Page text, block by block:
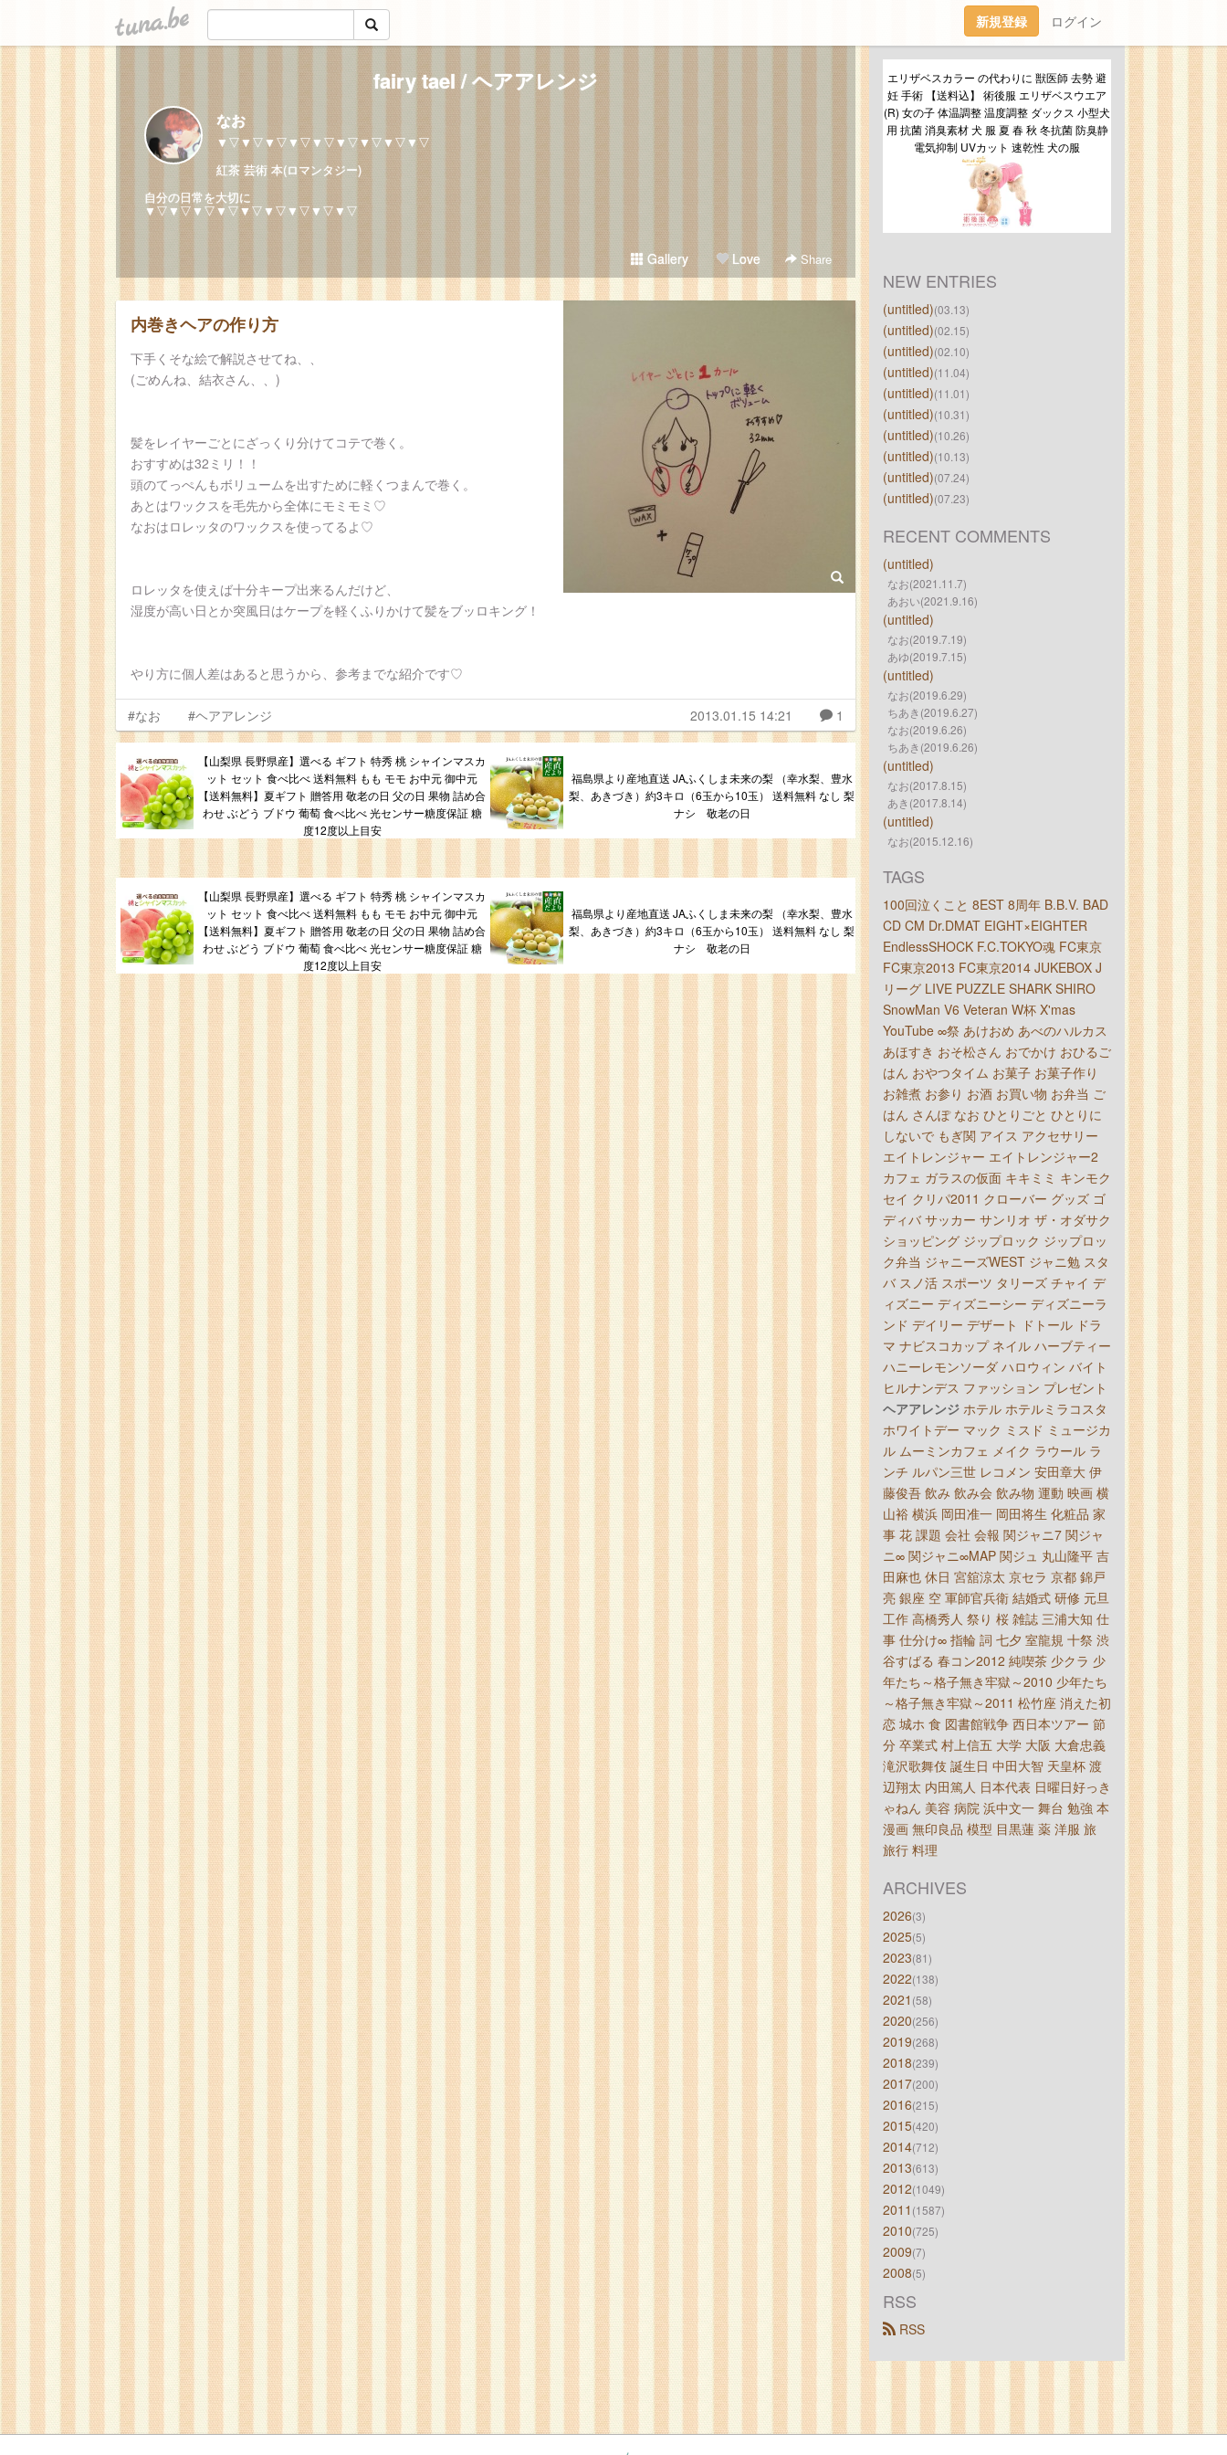
tuna.be 新規登録 ログイン
fairy tael / ヘアアレンジ
なお
▼▽▼▽▼▽▼▽▼▽▼▽▼▽▼▽▼▽
紅茶 芸術 本(ロマンタジー)
自分の日常を大切に
▼▽▼▽▼▽▼▽▼▽▼▽▼▽▼▽▼▽
Gallery Love Share
内巻きヘアの作り方
下手くそな絵で解説させてね、、
(ごめんね、結衣さん、、)
髪をレイヤーごとにざっくり分けてコテで巻く。
おすすめは32ミリ！！
頭のてっぺんもボリュームを出すために軽くつまんで巻く。
あとはワックスを毛先から全体にモミモミ♡
なおはロレッタのワックスを使ってるよ♡
ロレッタを使えば十分キープ出来るんだけど、
湿度が高い日とか突風日はケープを軽くふりかけて髪をブッロキング！
やり方に個人差はあると思うから、参考までな紹介です♡
#なお #ヘアアレンジ 2013.01.15 14:21 1
【山梨県 長野県産】選べる ギフト 特秀 桃 シャインマスカ
ット セット 食べ比べ 送料無料 もも モモ お中元 御中元
【送料無料】夏ギフト 贈答用 敬老の日 父の日 果物 詰め合
わせ ぶどう ブドウ 葡萄 食べ比べ 光センサー糖度保証 糖
度12度以上目安
福島県より産地直送 JAふくしま未来の梨 （幸水梨、豊水
梨、あきづき）約3キロ（6玉から10玉） 送料無料 なし 梨
ナシ 敬老の日
【山梨県 長野県産】選べる ギフト 特秀 桃 シャインマスカ
ット セット 食べ比べ 送料無料 もも モモ お中元 御中元
【送料無料】夏ギフト 贈答用 敬老の日 父の日 果物 詰め合
わせ ぶどう ブドウ 葡萄 食べ比べ 光センサー糖度保証 糖
度12度以上目安
福島県より産地直送 JAふくしま未来の梨 （幸水梨、豊水
梨、あきづき）約3キロ（6玉から10玉） 送料無料 なし 梨
ナシ 敬老の日
エリザベスカラー の代わりに 獣医師 去勢 避
妊 手術 【送料込】 術後服 エリザベスウエア
(R) 女の子 体温調整 温度調整 ダックス 小型犬
用 抗菌 消臭素材 犬 服 夏 春 秋 冬抗菌 防臭静
電気抑制 UVカット 速乾性 犬の服
NEW ENTRIES
(untitled)(03.13)
(untitled)(02.15)
(untitled)(02.10)
(untitled)(11.04)
(untitled)(11.01)
(untitled)(10.31)
(untitled)(10.26)
(untitled)(10.13)
(untitled)(07.24)
(untitled)(07.23)
RECENT COMMENTS
(untitled)
なお(2021.11.7)
あおい(2021.9.16)
(untitled)
なお(2019.7.19)
あゆ(2019.7.15)
(untitled)
なお(2019.6.29)
ちあき(2019.6.27)
なお(2019.6.26)
ちあき(2019.6.26)
(untitled)
なお(2017.8.15)
あき(2017.8.14)
(untitled)
なお(2015.12.16)
TAGS
100回泣くこと 8EST 8周年 B.B.V. BAD
CD CM Dr.DMAT EIGHT×EIGHTER
EndlessSHOCK F.C.TOKYO魂 FC東京
FC東京2013 FC東京2014 JUKEBOX J
リーグ LIVE PUZZLE SHARK SHIRO
SnowMan V6 Veteran W杯 X'mas
YouTube ∞祭 あけおめ あべのハルカス
あほすき おそ松さん おでかけ おひるご
はん おやつタイム お菓子 お菓子作り
お雑煮 お参り お酒 お買い物 お弁当 ご
はん さんぽ なお ひとりごと ひとりに
しないで もぎ関 アイス アクセサリー
エイトレンジャー エイトレンジャー2
カフェ ガラスの仮面 キキミミ キンモク
セイ クリパ2011 クローバー グッズ ゴ
ディバ サッカー サンリオ ザ・オダサク
ショッピング ジップロック ジップロッ
ク弁当 ジャニーズWEST ジャニ勉 スタ
バ スノ活 スポーツ タリーズ チャイ デ
ィズニー ディズニーシー ディズニーラ
ンド デイリー デザート ドトール ドラ
マ ナビスコカップ ネイル ハーブティー
ハニーレモンソーダ ハロウィン バイト
ヒルナンデス ファッション プレゼント
ヘアアレンジ ホテル ホテルミラコスタ
ホワイトデー マック ミスド ミュージカ
ル ムーミンカフェ メイク ラウール ラ
ンチ ルパン三世 レコメン 安田章大 伊
藤俊吾 飲み 飲み会 飲み物 運動 映画 横
山裕 横浜 岡田准一 岡田将生 化粧品 家
事 花 課題 会社 会報 関ジャニ7 関ジャ
ニ∞ 関ジャニ∞MAP 関ジュ 丸山隆平 吉
田麻也 休日 宮舘涼太 京セラ 京都 錦戸
亮 銀座 空 軍師官兵衛 結婚式 研修 元旦
工作 高橋秀人 祭り 桜 雑誌 三浦大知 仕
事 仕分け∞ 指輪 詞 七夕 室龍規 十祭 渋
谷すばる 春コン2012 純喫茶 少クラ 少
年たち～格子無き牢獄～2010 少年たち
～格子無き牢獄～2011 松竹座 消えた初
恋 城ホ 食 図書館戦争 西日本ツアー 節
分 卒業式 村上信五 大学 大阪 大倉忠義
滝沢歌舞伎 誕生日 中田大智 天皇杯 渡
辺翔太 内田篤人 日本代表 日曜日好っき
ゃねん 美容 病院 浜中文一 舞台 勉強 本
漫画 無印良品 模型 目黒蓮 薬 洋服 旅
旅行 料理
ARCHIVES
2026(3)
2025(5)
2023(81)
2022(138)
2021 (58)
2020(256)
2019(268)
2018(239)
2017(200)
2016(215)
2015(420)
2014(712)
2013(613)
2012(1049)
2011 (1587)
2010(725)
2009(7)
2008(5)
RSS
RSS